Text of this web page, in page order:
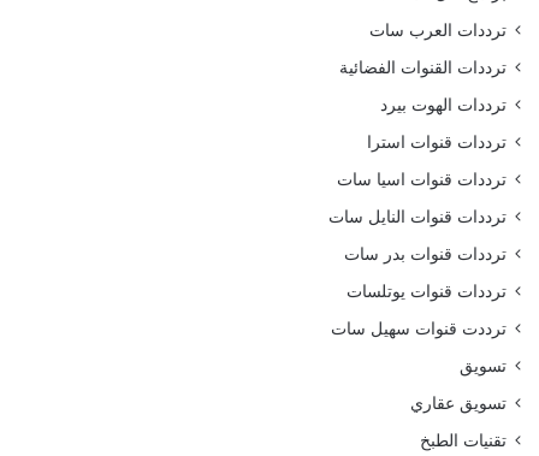
ترددات العرب سات
ترددات القنوات الفضائية
ترددات الهوت بيرد
ترددات قنوات استرا
ترددات قنوات اسيا سات
ترددات قنوات النايل سات
ترددات قنوات بدر سات
ترددات قنوات يوتلسات
ترددت قنوات سهيل سات
تسويق
تسويق عقاري
تقنيات الطبخ